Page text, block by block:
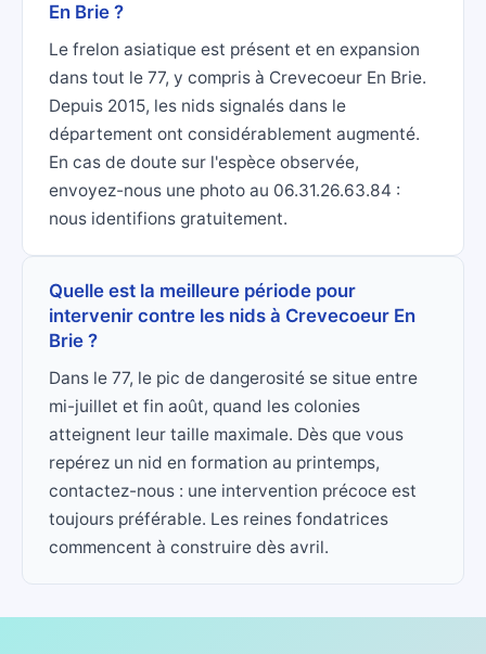
En Brie ?
Le frelon asiatique est présent et en expansion
dans tout le 77, y compris à Crevecoeur En Brie.
Depuis 2015, les nids signalés dans le
département ont considérablement augmenté.
En cas de doute sur l'espèce observée,
envoyez-nous une photo au 06.31.26.63.84 :
nous identifions gratuitement.
Quelle est la meilleure période pour
intervenir contre les nids à Crevecoeur En
Brie ?
Dans le 77, le pic de dangerosité se situe entre
mi-juillet et fin août, quand les colonies
atteignent leur taille maximale. Dès que vous
repérez un nid en formation au printemps,
contactez-nous : une intervention précoce est
toujours préférable. Les reines fondatrices
commencent à construire dès avril.